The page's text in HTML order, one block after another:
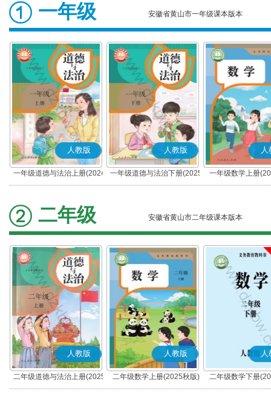
一年级 安徽省黄山市一年级课本版本
人教版
一年级道德与法治上册(2024
秋版)(部编版)
人教版
一年级道德与法治下册(2025
春版)(部编版)
人
一年级数学上册
二年级 安徽省黄山市二年级课本版本
人教版
二年级道德与法治上册(2025
秋版)(部编版)
人教版
二年级数学上册(2025秋版)
人
二年级数学下册